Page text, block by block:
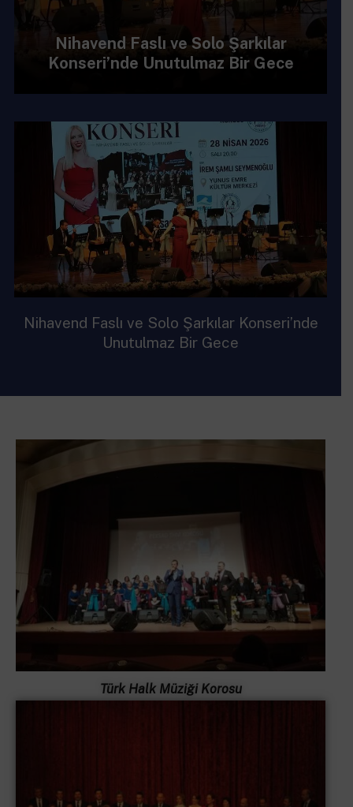
Nihavend Faslı ve Solo Şarkılar
Konseri’nde Unutulmaz Bir Gece
“Miras 2” Türk Halk Müziği Konserimiz Yoğun
İlgi Gördü
Türk Halk Müziği Korosu